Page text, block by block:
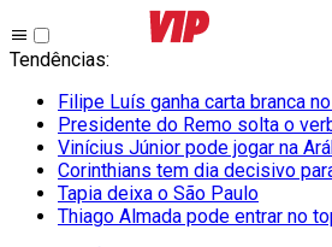
Tendências:
Filipe Luís ganha carta branca no
Presidente do Remo solta o
Vinícius Júnior pode jogar na
Corinthians tem dia decisivo
Tapia deixa o São Paulo
Thiago Almada pode entrar no